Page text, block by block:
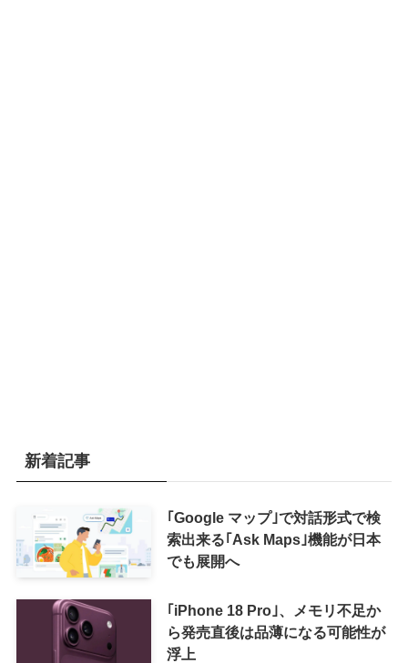
新着記事
｢Google マップ｣で対話形式で検
索出来る｢Ask Maps｣機能が日本
でも展開へ
｢iPhone 18 Pro｣、メモリ不足か
ら発売直後は品薄になる可能性が
浮上